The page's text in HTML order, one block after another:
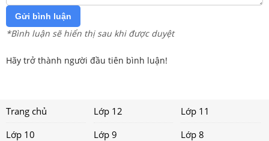
Gửi bình luận
*Bình luận sẽ hiển thị sau khi được duyệt
Hãy trở thành người đầu tiên bình luận!
Trang chủ Lớp 12
Lớp 11
Lớp 10
Lớp 9
Lớp 8